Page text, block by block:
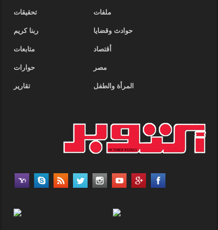
ملفات
تحقيقات
حوادث وقضايا
ربنا كريم
أقتصاد
متابعات
مصر
حوارات
المرأة والطفل
تقارير